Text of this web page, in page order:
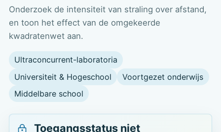
Onderzoek de intensiteit van straling over afstand,
en toon het effect van de omgekeerde
kwadratenwet aan.
Ultraconcurrent-laboratoria
Universiteit & Hogeschool
Voortgezet onderwijs
Middelbare school
Toegangsstatus niet